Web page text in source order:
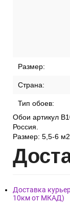
Размер:
Страна:
Тип обоев:
Обои артикул
Россия.
Размер: 5,5-6 м2
Дост
Доставка
10км от МКАД)